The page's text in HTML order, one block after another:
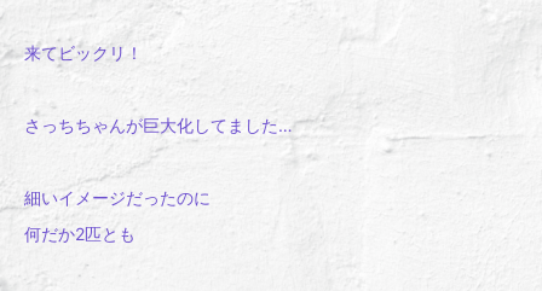
来てビックリ！
さっちちゃんが巨大化してました…
細いイメージだったのに
何だか2匹とも